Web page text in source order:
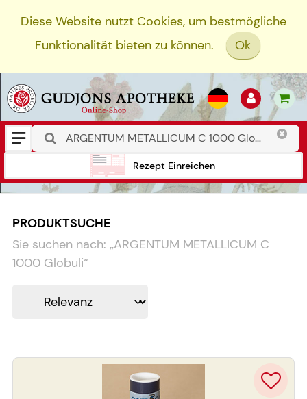
Diese Website nutzt Cookies, um bestmögliche
Funktionalität bieten zu können.
Ok
Rezept Einreichen
PRODUKTSUCHE
Sie suchen nach: „ARGENTUM METALLICUM C
1000 Globuli“